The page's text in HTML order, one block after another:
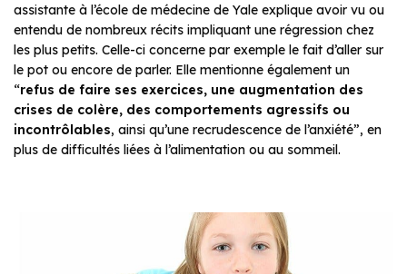
assistante à l’école de médecine de Yale explique avoir vu ou
entendu de nombreux récits impliquant une régression chez
les plus petits. Celle-ci concerne par exemple le fait d’aller sur
le pot ou encore de parler. Elle mentionne également un
“refus de faire ses exercices, une augmentation des
crises de colère, des comportements agressifs ou
incontrôlables, ainsi qu’une recrudescence de l’anxiété”, en
plus de difficultés liées à l’alimentation ou au sommeil.